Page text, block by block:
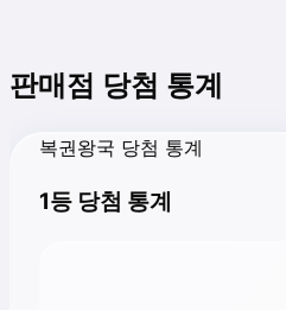
판매점 당첨 통계
복권왕국 당첨 통계
1등 당첨 통계